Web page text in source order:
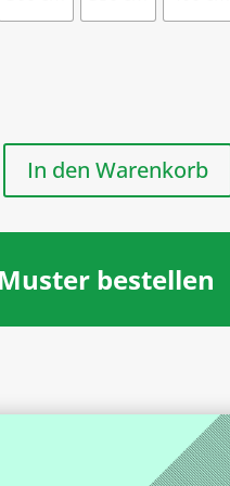
In den Warenkorb
bestellen